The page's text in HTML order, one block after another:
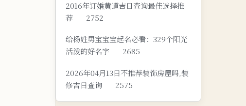
2016年订婚黄道吉日查询最佳选择推
荐
2752
给杨姓男宝宝宝起名必看：329个阳光
活泼的好名字
2685
2026年04月13日不推荐装饰房屋吗,装
修吉日查询
2575